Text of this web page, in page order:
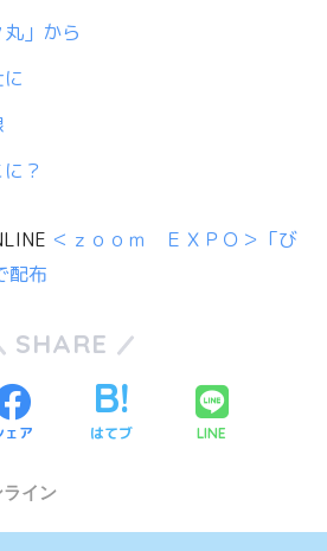
」から
？
＜ｚｏｏｍ ＥＸＰＯ＞「び
配布
SHARE
ェア はてブ LINE
イン